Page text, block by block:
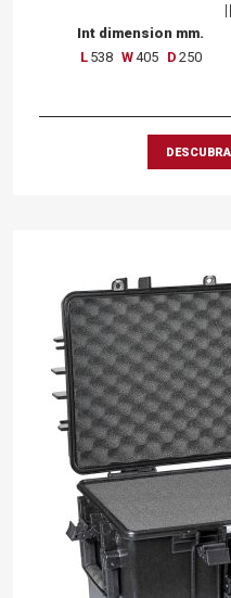
Int dimension mm.
L 538 W405 D 250